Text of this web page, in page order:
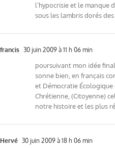
l’hypocrisie et le manque
sous les lambris dorés
francis 30 juin 2009 à 11 h 06 min
poursuivant mon idée
sonne bien, en français
et Démocratie Écologique
Chrétienne, (Citoyenne)
notre histoire et les plus
Hervé 30 juin 2009 à 18 h 06 min